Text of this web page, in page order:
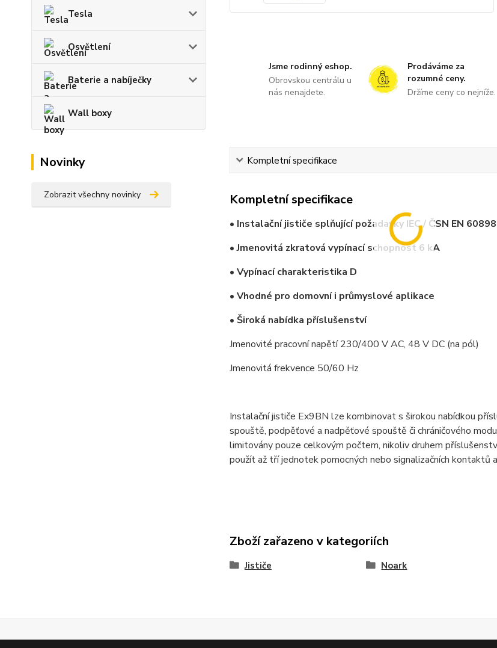
Tesla
Osvětlení
Baterie a nabíječky
Wall boxy
Novinky
Zobrazit všechny novinky
Jsme rodinný eshop.
Obrovskou centrálu u
nás nenajdete.
Prodáváme za
rozumné ceny.
Držíme ceny co nejníže.
Kompletní specifikace
Kompletní specifikace
• Instalační jističe splňující požadavky IEC / ČSN EN
• Jmenovitá zkratová vypínací schopnost 6 kA
• Vypínací charakteristika D
• Vhodné pro domovní i průmyslové aplikace
• Široká nabídka příslušenství
Jmenovité pracovní napětí 230/400 V AC, 48 V DC (na pól)
Jmenovitá frekvence 50/60 Hz
Instalační jističe Ex9BN lze kombinovat s širokou nabídkou
spouště, podpěťové a nadpěťové spouště či chráničového
limitovány pouze celkovým počtem, nikoliv druhem
použít až tří jednotek pomocných nebo signalizačních kontaktů
Zboží zařazeno v kategoriích
Jističe Noark